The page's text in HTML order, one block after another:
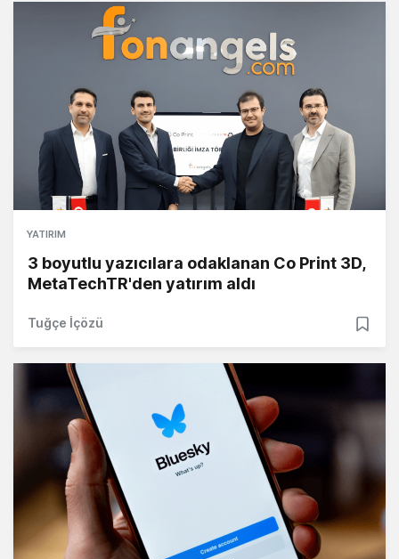
YATIRIM
3 boyutlu yazıcılara odaklanan Co Print 3D,
MetaTechTR'den yatırım aldı
Tuğçe İçözü